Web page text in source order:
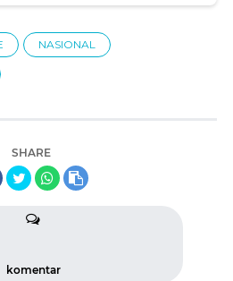
NASIONAL
SHARE
komentar